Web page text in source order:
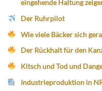
eingehende Haltung
Der Ruhrpilot
Wie viele Bäcker sich
Der Rückhalt für den
Kitsch und Tod und
Industrieproduktion in